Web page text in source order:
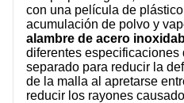
con una película de
acumulación de polvo y
alambre de acero
diferentes
separado para reducir la
de la malla al apretarse
reducir los rayones